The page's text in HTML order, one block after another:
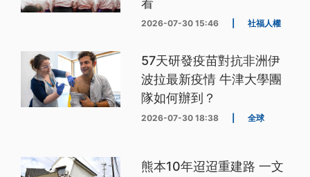
看
2026-07-30 15:46 社福人權
57天研發疫苗對抗非洲伊
波拉最新疫情 牛津大學團
隊如何辦到？
2026-07-30 18:38 全球
熊本10年迢迢重建路 一文